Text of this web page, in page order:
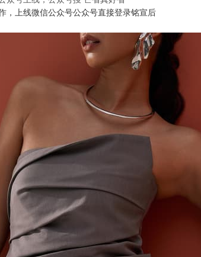
，上线微信公众号公众号直接登录铭宣后